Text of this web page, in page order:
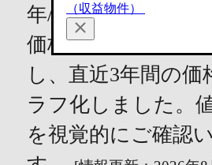
年/専有面積70m²の
価格を独自のロジ
し、直近3年間の価
ラフ化しました。
を視覚的にご確認
（収益物件）